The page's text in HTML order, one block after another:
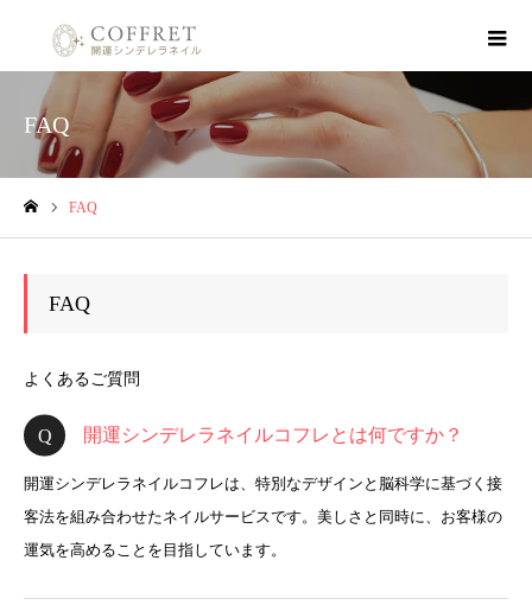
FAQ
FAQ
FAQ
よくあるご質問
開運シンデレラネイルコフレとは何ですか？
開運シンデレラネイルコフレは、特別なデザインと脳科学に基づく接
客法を組み合わせたネイルサービスです。美しさと同時に、お客様の
運気を高めることを目指しています。